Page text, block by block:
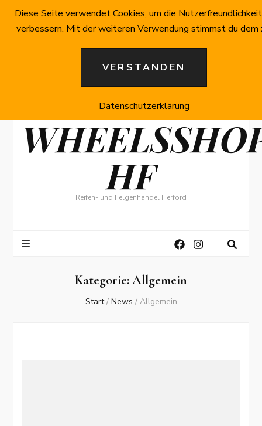
HF
Reifen- und Felgenhandel Herford
Kategorie:Allgemein
Start / News / Allgemein
Diese Seite verwendet Cookies, um die
verbessern. Mit der weiteren Verwendung stimmst du dem
VERSTANDEN
Datenschutzerklärung